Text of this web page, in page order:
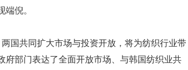
倪。
国共同扩大市场与投资开放，将为纺织行业带
府部门表达了全面开放市场、与韩国纺织业共